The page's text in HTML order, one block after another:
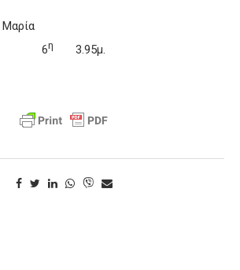
Μαρία
6η 3.95μ.